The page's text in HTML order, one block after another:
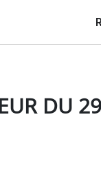
DU 29